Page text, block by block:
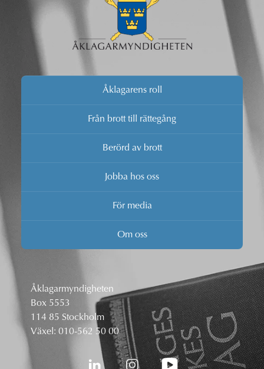
Åklagarens roll
Från brott till rättegång
Berörd av brott
Jobba hos oss
För media
Om oss
Åklagarmyndigheten
Box 5553
114 85 Stockholm
Växel: 010-562 50 00